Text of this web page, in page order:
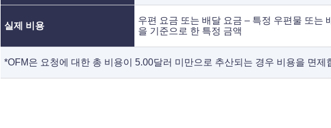
실제 비용
우편 요금 또는 배달 요금 – 특정 우편물 또는
을 기준으로 한 특정 금액
*OFM은 요청에 대한 총 비용이 5.00달러 미만으로 추산되는 경우 비용을 면제